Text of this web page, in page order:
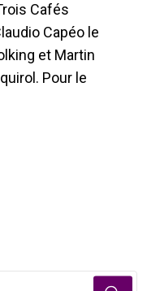
Cafés
Capéo le
et Martin
Pour le